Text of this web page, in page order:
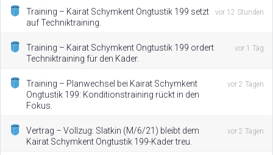
Training – Kairat Schymkent Ongtustik 199 setzt
auf Techniktraining.
vor 12 Stunden
Training – Kairat Schymkent Ongtustik 199 ordert
Techniktraining für den Kader.
vor 1 Tag
Training – Planwechsel bei Kairat Schymkent
Ongtustik 199: Konditionstraining rückt in den
Fokus.
vor 2 Tagen
Vertrag – Vollzug: Slatkin (M/6/21) bleibt dem
Kairat Schymkent Ongtustik 199-Kader treu.
vor 2 Tagen